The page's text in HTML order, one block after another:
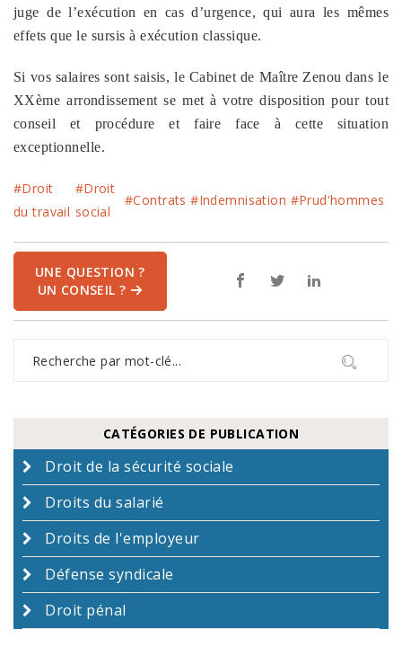
juge de l’exécution en cas d’urgence, qui aura les mêmes
effets que le sursis à exécution classique.
Si vos salaires sont saisis, le Cabinet de Maître Zenou dans le
XXème arrondissement se met à votre disposition pour tout
conseil et procédure et faire face à cette situation
exceptionnelle.
#Droit
du travail
#Droit
social
#Contrats #Indemnisation #Prud'hommes
UNE QUESTION ?
UN CONSEIL ?
CATÉGORIES DE PUBLICATION
Droit de la sécurité sociale
Droits du salarié
Droits de l'employeur
Défense syndicale
Droit pénal